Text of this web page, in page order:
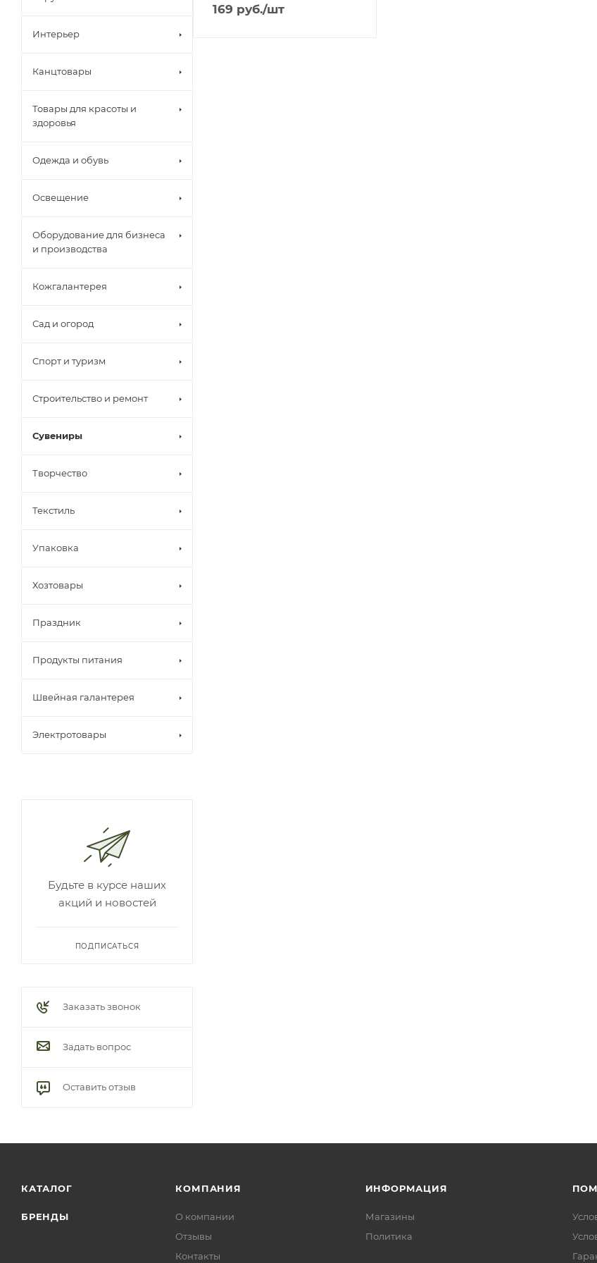
169 руб./шт
Интерьер
Канцтовары
Товары для красоты и
здоровья
Одежда и обувь
Освещение
Оборудование для бизнеса
и производства
Кожгалантерея
Сад и огород
Спорт и туризм
Строительство и ремонт
Сувениры
Творчество
Текстиль
Упаковка
Хозтовары
Праздник
Продукты питания
Швейная галантерея
Электротовары
Будьте в курсе наших
акций и новостей
ПОДПИСАТЬСЯ
Заказать звонок
Задать вопрос
Оставить отзыв
КАТАЛОГ
БРЕНДЫ
КОМПАНИЯ
О компании
Отзывы
Контакты
ИНФОРМАЦИЯ
Магазины
Политика